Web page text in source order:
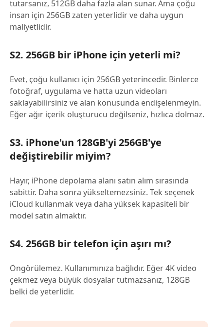
tutarsanız, 512GB daha fazla alan sunar. Ama çoğu
insan için 256GB zaten yeterlidir ve daha uygun
maliyetlidir.
S2. 256GB bir iPhone için yeterli mi?
Evet, çoğu kullanıcı için 256GB yeterincedir. Binlerce
fotoğraf, uygulama ve hatta uzun videoları
saklayabilirsiniz ve alan konusunda endişelenmeyin.
Eğer ağır içerik oluşturucu değilseniz, hızlıca dolmaz.
S3. iPhone'un 128GB'yi 256GB'ye
değiştirebilir miyim?
Hayır, iPhone depolama alanı satın alım sırasında
sabittir. Daha sonra yükseltemezsiniz. Tek seçenek
iCloud kullanmak veya daha yüksek kapasiteli bir
model satın almaktır.
S4. 256GB bir telefon için aşırı mı?
Öngörülemez. Kullanımınıza bağlıdır. Eğer 4K video
çekmez veya büyük dosyalar tutmazsanız, 128GB
belki de yeterlidir.